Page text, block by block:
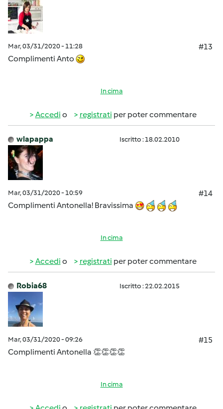
Mar, 03/31/2020 - 11:28
#13
Complimenti Anto
In cima
Accedi o registrati per poter commentare
wlapappa Iscritto : 18.02.2010
Mar, 03/31/2020 - 10:59
#14
Complimenti Antonella! Bravissima
In cima
Accedi o registrati per poter commentare
Robia68 Iscritto : 22.02.2015
Mar, 03/31/2020 - 09:26
#15
Complimenti Antonella 👏👏👏👏
In cima